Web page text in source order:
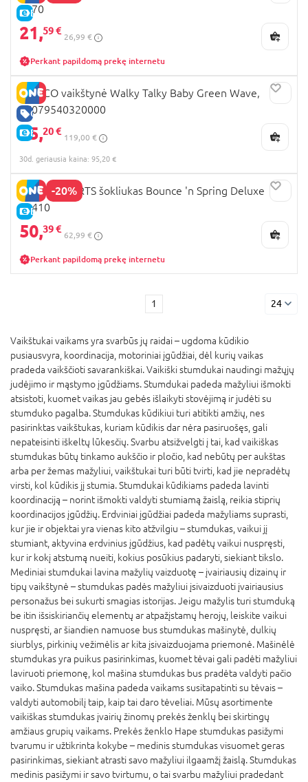
E-KAINA
2870
21,59 €
26,99 €
Perkant papildomą prekę internetu
GERA KAINA
E-KAINA
CHICCO vaikštynė Walky Talky Baby Green Wave,
07079540320000
95,20 €
119,00 €
30d. geriausia kaina: 95,20 €
-20%
E-KAINA
BRIGHT STARTS šokliukas Bounce 'n Spring Deluxe
10410
50,39 €
62,99 €
Perkant papildomą prekę internetu
1 24
Vaikštukai vaikams yra svarbūs jų raidai – ugdoma kūdikio
pusiausvyra, koordinacija, motoriniai įgūdžiai, dėl kurių vaikas
pradeda vaikščioti savarankiškai. Vaikiški stumdukai naudingi mažųjų
judėjimo ir mąstymo įgūdžiams. Stumdukai padeda mažyliui išmokti
atsistoti, kuomet vaikas jau gebės išlaikyti stovėjimą ir judėti su
stumduko pagalba. Stumdukas kūdikiui turi atitikti amžių, nes
pasirinktas vaikštukas, kuriam kūdikis dar nėra pasiruošęs, gali
nepateisinti iškeltų lūkesčių. Svarbu atsižvelgti į tai, kad vaikiškas
stumdukas būtų tinkamo aukščio ir pločio, kad nebūtų per aukštas
arba per žemas mažyliui, vaikštukai turi būti tvirti, kad jie nepradėtų
virsti, kol kūdikis jį stumia. Stumdukai kūdikiams padeda lavinti
koordinaciją – norint išmokti valdyti stumiamą žaislą, reikia stiprių
koordinacijos įgūdžių. Erdviniai įgūdžiai padeda mažyliams suprasti,
kur jie ir objektai yra vienas kito atžvilgiu – stumdukas, vaikui jį
stumiant, aktyvina erdvinius įgūdžius, kad padėtų vaikui nuspręsti,
kur ir kokį atstumą nueiti, kokius posūkius padaryti, siekiant tikslo.
Mediniai stumdukai lavina mažylių vaizduotę – įvairiausių dizainų ir
tipų vaikštynė – stumdukas padės mažyliui įsivaizduoti įvairiausius
personažus bei sukurti smagias istorijas. Jeigu mažylis turi stumduką
be itin išsiskiriančių elementų ar atpažįstamų herojų, leiskite vaikui
nuspręsti, ar šiandien namuose bus stumdukas mašinytė, dulkių
siurblys, pirkinių vežimėlis ar kita įsivaizduojama priemonė. Mašinėlė
stumdukas yra puikus pasirinkimas, kuomet tėvai gali padėti mažyliui
laviruoti priemonę, kol mašina stumdukas bus pradėta valdyti pačio
vaiko. Stumdukas mašina padeda vaikams susitapatinti su tėvais –
valdyti automobilį taip, kaip tai daro tėveliai. Mūsų asortimente
vaikiškas stumdukas įvairių žinomų prekės ženklų bei skirtingų
amžiaus grupių vaikams. Prekės ženklo Hape stumdukas pasižymi
tvarumu ir užtikrinta kokybe – medinis stumdukas visuomet geras
pasirinkimas, siekiant atrasti savo mažyliui ilgaamžį žaislą. Stumdukas
medinis pasižymi ir savo tvirtumu, o tai svarbu mažyliui pradedant